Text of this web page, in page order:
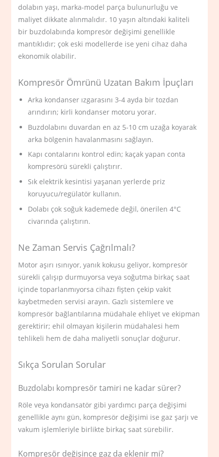
dolabın yaşı, marka-model parça bulunurluğu ve
maliyet dikkate alınmalıdır. 10 yaşın altındaki kaliteli
bir buzdolabında kompresör değişimi genellikle
mantıklıdır; çok eski modellerde ise yeni cihaz daha
ekonomik olabilir.
Kompresör Ömrünü Uzatan Bakım İpuçları
Arka kondanser ızgarasını 3-4 ayda bir tozdan
arındırın; kirli kondanser motoru yorar.
Buzdolabını duvardan en az 5-10 cm uzağa koyarak
arka bölgenin havalanmasını sağlayın.
Kapı contalarını kontrol edin; kaçak yapan conta
kompresörü sürekli çalıştırır.
Sık elektrik kesintisi yaşanan yerlerde priz
koruyucu/regülatör kullanın.
Dolabı çok soğuk kademede değil, önerilen 4°C
civarında çalıştırın.
Ne Zaman Servis Çağrılmalı?
Motor aşırı ısınıyor, yanık kokusu geliyor, kompresör
sürekli çalışıp durmuyorsa veya soğutma birkaç saat
içinde toparlanmıyorsa cihazı fişten çekip vakit
kaybetmeden servisi arayın. Gazlı sistemlere ve
kompresör bağlantılarına müdahale ehliyet ve ekipman
gerektirir; ehil olmayan kişilerin müdahalesi hem
tehlikeli hem de daha maliyetli sonuçlar doğurur.
Sıkça Sorulan Sorular
Buzdolabı kompresör tamiri ne kadar sürer?
Röle veya kondansatör gibi yardımcı parça değişimi
genellikle aynı gün, kompresör değişimi ise gaz şarjı ve
vakum işlemleriyle birlikte birkaç saat sürebilir.
Kompresör değişince gaz da eklenir mi?